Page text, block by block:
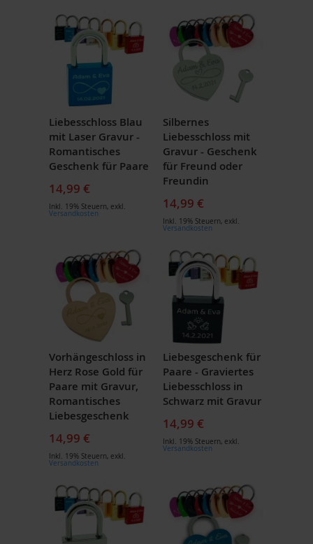
Liebesschloss Blau
mit Laser Gravur -
Romantisches
Geschenk für Paare
14,99 €
Inkl. 19% Steuern, exkl.
Versandkosten
Silbernes
Liebesschloss mit
Gravur - Geschenk
für Freund oder
Freundin
14,99 €
Inkl. 19% Steuern, exkl.
Versandkosten
Vorhängeschloss in
Herz Rose Gold für
Paare mit Gravur,
Romantisches
Liebesgeschenk
14,99 €
Inkl. 19% Steuern, exkl.
Versandkosten
Liebesgeschenk für
Paare - Graviertes
Liebesschloss in
Schwarz mit Gravur
14,99 €
Inkl. 19% Steuern, exkl.
Versandkosten